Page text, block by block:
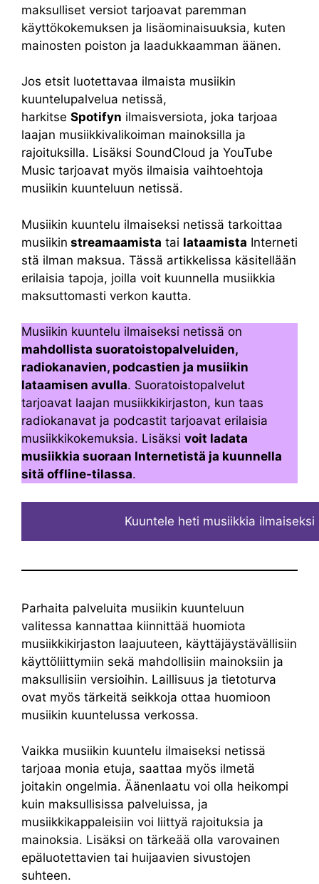
maksulliset versiot tarjoavat paremman
käyttökokemuksen ja lisäominaisuuksia, kuten
mainosten poiston ja laadukkaamman äänen.
Jos etsit luotettavaa ilmaista musiikin
kuuntelupalvelua netissä,
harkitse Spotifyn ilmaisversiota, joka tarjoaa
laajan musiikkivalikoiman mainoksilla ja
rajoituksilla. Lisäksi SoundCloud ja YouTube
Music tarjoavat myös ilmaisia vaihtoehtoja
musiikin kuunteluun netissä.
Musiikin kuuntelu ilmaiseksi netissä tarkoittaa
musiikin streamaamista tai lataamista Interneti
stä ilman maksua. Tässä artikkelissa käsitellään
erilaisia tapoja, joilla voit kuunnella musiikkia
maksuttomasti verkon kautta.
Musiikin kuuntelu ilmaiseksi netissä on
mahdollista suoratoistopalveluiden,
radiokanavien, podcastien ja musiikin
lataamisen avulla. Suoratoistopalvelut
tarjoavat laajan musiikkikirjaston, kun taas
radiokanavat ja podcastit tarjoavat erilaisia
musiikkikokemuksia. Lisäksi voit ladata
musiikkia suoraan Internetistä ja kuunnella
sitä offline-tilassa.
Kuuntele heti musiikkia
Parhaita palveluita musiikin kuunteluun
valitessa kannattaa kiinnittää huomiota
musiikkikirjaston laajuuteen, käyttäjäystävällisiin
käyttöliittymiin sekä mahdollisiin mainoksiin ja
maksullisiin versioihin. Laillisuus ja tietoturva
ovat myös tärkeitä seikkoja ottaa huomioon
musiikin kuuntelussa verkossa.
Vaikka musiikin kuuntelu ilmaiseksi netissä
tarjoaa monia etuja, saattaa myös ilmetä
joitakin ongelmia. Äänenlaatu voi olla heikompi
kuin maksullisissa palveluissa, ja
musiikkikappaleisiin voi liittyä rajoituksia ja
mainoksia. Lisäksi on tärkeää olla varovainen
epäluotettavien tai huijaavien sivustojen
suhteen.